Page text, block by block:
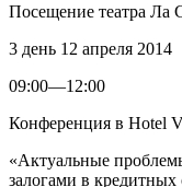
Посещение театра Ла
3 день 12 апреля 2014
09:00—12:00
Конференция в Hotel
«Актуальные
залогами в кредитных